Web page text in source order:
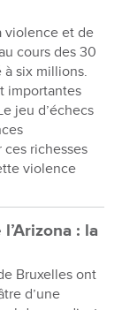
violence et de
cours des 30
six millions.
importantes
jeu d’échecs
richesses
violence
: la
Bruxelles ont
d’une